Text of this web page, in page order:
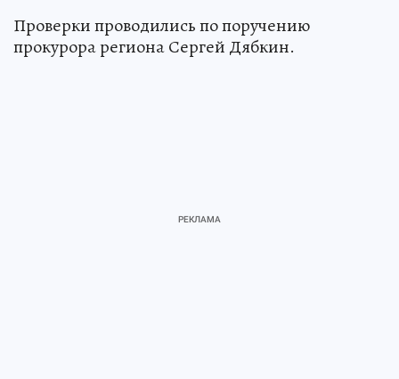
Проверки проводились по поручению
прокурора региона Сергей Дябкин.